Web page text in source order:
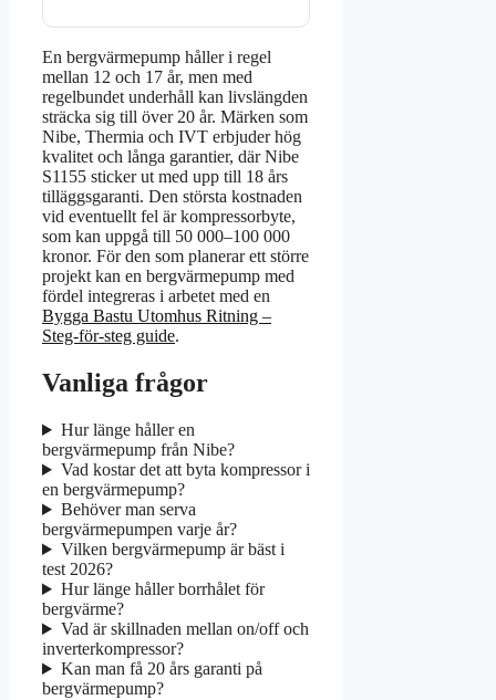
En bergvärmepump håller i regel
mellan 12 och 17 år, men med
regelbundet underhåll kan livslängden
sträcka sig till över 20 år. Märken som
Nibe, Thermia och IVT erbjuder hög
kvalitet och långa garantier, där Nibe
S1155 sticker ut med upp till 18 års
tilläggsgaranti. Den största kostnaden
vid eventuellt fel är kompressorbyte,
som kan uppgå till 50 000–100 000
kronor. För den som planerar ett större
projekt kan en bergvärmepump med
fördel integreras i arbetet med en
Bygga Bastu Utomhus Ritning –
Steg-för-steg guide.
Vanliga frågor
Hur länge håller en
bergvärmepump från Nibe?
Vad kostar det att byta kompressor i
en bergvärmepump?
Behöver man serva
bergvärmepumpen varje år?
Vilken bergvärmepump är bäst i
test 2026?
Hur länge håller borrhålet för
bergvärme?
Vad är skillnaden mellan on/off och
inverterkompressor?
Kan man få 20 års garanti på
bergvärmepump?